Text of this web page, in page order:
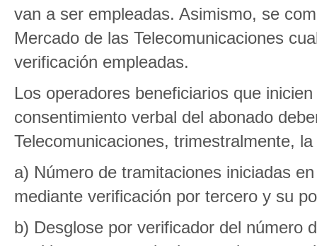
van a ser empleadas. Asimismo, se
Mercado de las Telecomunicaciones
verificación empleadas.
Los operadores beneficiarios que
consentimiento verbal del abonado
Telecomunicaciones, trimestralmente,
a) Número de tramitaciones iniciadas
mediante verificación por tercero y su
b) Desglose por verificador del número